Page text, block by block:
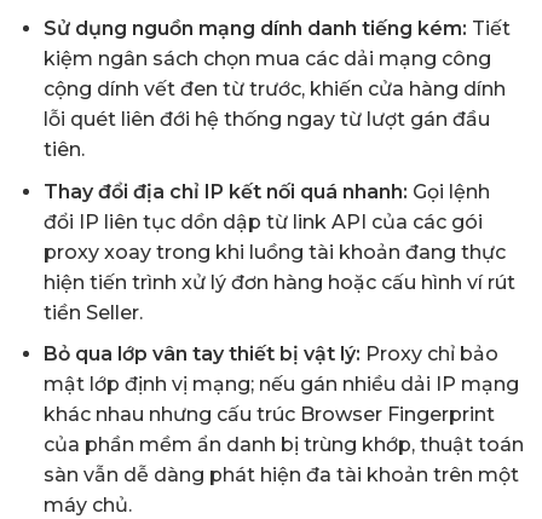
Sử dụng nguồn mạng dính danh tiếng kém: Tiết
kiệm ngân sách chọn mua các dải mạng công
cộng dính vết đen từ trước, khiến cửa hàng dính
lỗi quét liên đới hệ thống ngay từ lượt gán đầu
tiên.
Thay đổi địa chỉ IP kết nối quá nhanh: Gọi lệnh
đổi IP liên tục dồn dập từ link API của các gói
proxy xoay trong khi luồng tài khoản đang thực
hiện tiến trình xử lý đơn hàng hoặc cấu hình ví rút
tiền Seller.
Bỏ qua lớp vân tay thiết bị vật lý: Proxy chỉ bảo
mật lớp định vị mạng; nếu gán nhiều dải IP mạng
khác nhau nhưng cấu trúc Browser Fingerprint
của phần mềm ẩn danh bị trùng khớp, thuật toán
sàn vẫn dễ dàng phát hiện đa tài khoản trên một
máy chủ.